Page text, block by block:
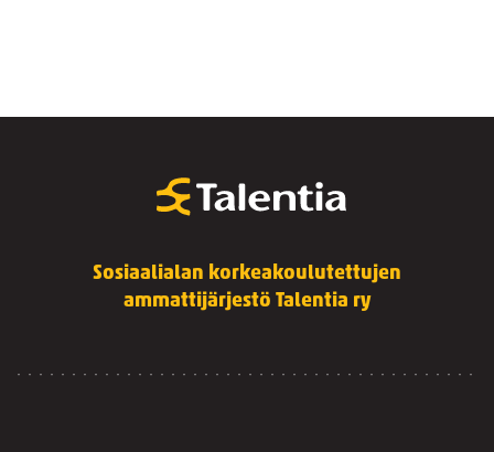
Sosiaalialan korkeakoulutettujen
ammattijärjestö Talentia ry